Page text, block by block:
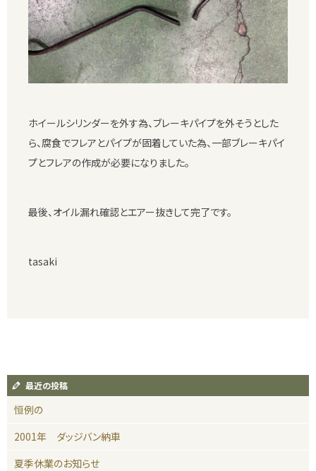
ホイールシリンダーを外す為、ブレーキパイプを外そうとした
ら、腐食でフレアとパイプが固着していた為、一部ブレーキパイ
プとフレアの作成が必要になりました。
最後、オイル漏れ確認とエアー抜きして完了です。
tasaki
最近の投稿
恒例の
2001年 ダッジバン納車
夏季休業のお知らせ